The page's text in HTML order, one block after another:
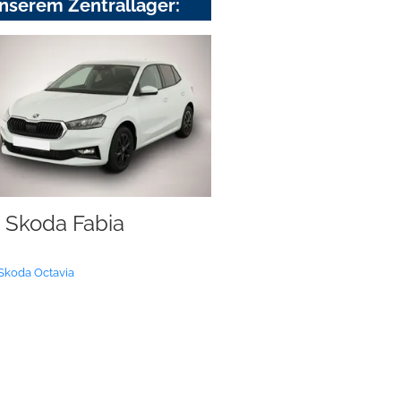
Zentrallager:
Skoda Fabia